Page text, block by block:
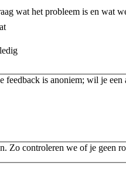
wat het probleem is en wat
feedback is anoniem; wil je
Zo controleren we of je geen